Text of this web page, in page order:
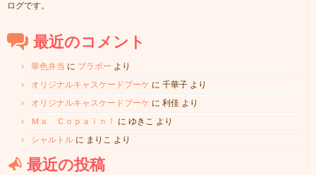
ログです。
最近のコメント
華色弁当 に ブラボー より
オリジナルキャスケードブーケ に 千華子 より
オリジナルキャスケードブーケ に 利佳 より
Ｍａ Ｃｏｐａｉｎ！
に ゆきこ より
シャルトル に まりこ より
最近の投稿